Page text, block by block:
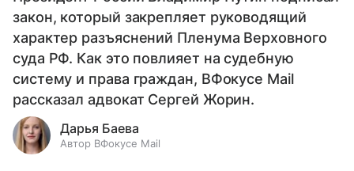
закон, который закрепляет руководящий
характер разъяснений Пленума Верховного
суда РФ. Как это повлияет на судебную
систему и права граждан, ВФокусе Mail
рассказал адвокат Сергей Жорин.
Дарья Баева
Автор ВФокусе Mail